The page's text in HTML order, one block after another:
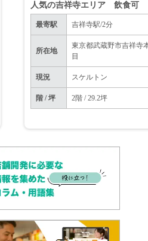
人気の吉祥寺エリア 飲食可
最寄駅 吉祥寺駅/2分
所在地
東京都武蔵野市吉祥寺
目
現況 スケルトン
階 / 坪 2階 / 29.2坪